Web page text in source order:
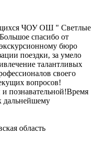
ЧОУ ОШ " Светлые
спасибо от
бюро
поездки, за умело
талантливых
своего
вопросов!
познавательной!Время
дальнейшему
область